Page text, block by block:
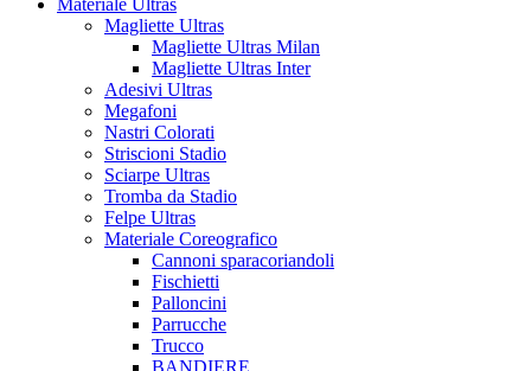
Materiale Ultras
Magliette Ultras
Magliette Ultras Milan
Magliette Ultras Inter
Adesivi Ultras
Megafoni
Nastri Colorati
Striscioni Stadio
Sciarpe Ultras
Tromba da Stadio
Felpe Ultras
Materiale Coreografico
Cannoni sparacoriandoli
Fischietti
Palloncini
Parrucche
Trucco